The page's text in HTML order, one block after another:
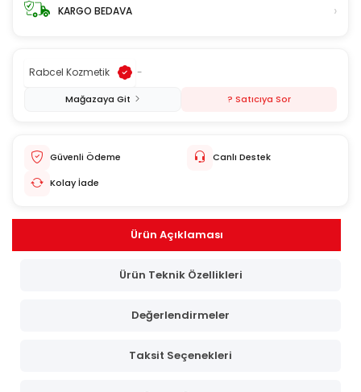
KARGO BEDAVA ›
Rabcel Kozmetik -
Mağazaya Git ? Satıcıya Sor
Güvenli Ödeme
Canlı Destek
Kolay İade
Ürün Açıklaması
Ürün Teknik Özellikleri
Değerlendirmeler
Taksit Seçenekleri